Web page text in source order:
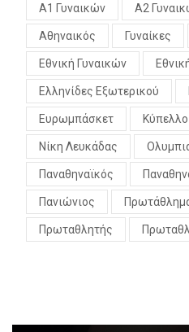
Α1 Γυναικών Α2
Αθηναικός Γυναίκες
Εθνική Γυναικών
Ελληνίδες Εξωτερικού
Ευρωμπάσκετ
Νίκη Λευκάδας
Παναθηναϊκός
Πανιώνιος
Πρωταθλητής